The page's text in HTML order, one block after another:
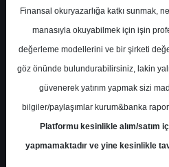
Ortalama Getiri Potansiyeli
Kurum
8
4
Paralel
Get.
2
Finansal okuryazarlığa katkı sunmak,
manasıyla okuyabilmek için işin
değerleme modellerini ve bir şirketi
göz önünde bulundurabilirsiniz, lakin
güvenerek yatırım yapmak sizi
bilgiler/paylaşımlar kurum&banka
Platformu kesinlikle alım/satım
yapmamaktadır ve yine kesinlikle